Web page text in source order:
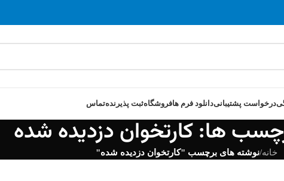
درخواست پشتیبانیدانلود فرم هافروشگاهثبت پذیرندهتماس
ها: کارتخوان دزدیده شده
خانه/نوشته های برچسب "کارتخوان دزدیده شده"